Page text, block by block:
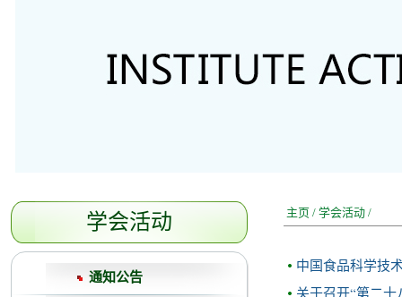
学会活动
通知公告
主页 / 学会活动 /
中国食品科学技
关于召开“第二